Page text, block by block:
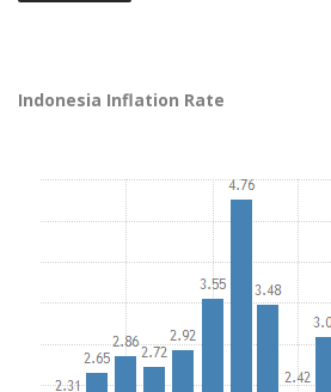
Indonesia Inflation Rate